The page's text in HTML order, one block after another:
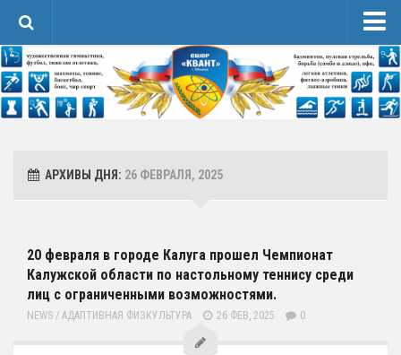
Новости
Сведения об образовательной организации
Контакты
4 Образовательные стандарты и требования
Спортивная Подготовка
АРХИВЫ ДНЯ: 26 ФЕВРАЛЯ, 2025
20 февраля в городе Калуга прошел Чемпионат
Калужской области по настольному теннису среди
лиц с ограниченными возможностями.
NEWS / АДАПТИВНАЯ ФИЗКУЛЬТУРА 26 ФЕВ, 2025 0